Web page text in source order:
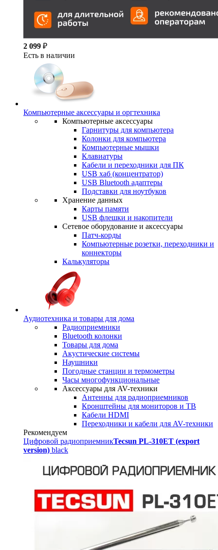
2 099 ₽
Есть в наличии
Компьютерные аксессуары и оргтехника
Компьютерные аксессуары
Гарнитуры для компьютера
Колонки для компьютера
Компьютерные мышки
Клавиатуры
Кабели и переходники для ПК
USB хаб (концентратор)
USB Bluetooth адаптеры
Подставки для ноутбуков
Хранение данных
Карты памяти
USB флешки и накопители
Сетевое оборудование и аксессуары
Патч-корды
Компьютерные розетки, переходники и
коннекторы
Калькуляторы
Аудиотехника и товары для дома
Радиоприемники
Bluetooth колонки
Товары для дома
Акустические системы
Наушники
Погодные станции и термометры
Часы многофункциональные
Аксессуары для AV-техники
Антенны для радиоприемников
Кронштейны для мониторов и ТВ
Кабели HDMI
Переходники и кабели для AV-техники
Рекомендуем
Цифровой радиоприемникTecsun PL-310ET (export
version) black